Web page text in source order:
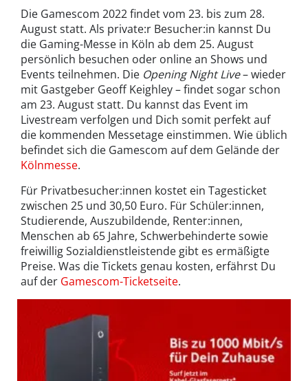
Die Gamescom 2022 findet vom 23. bis zum 28.
August statt. Als private:r Besucher:in kannst Du
die Gaming-Messe in Köln ab dem 25. August
persönlich besuchen oder online an Shows und
Events teilnehmen. Die Opening Night Live– wieder
mit Gastgeber Geoff Keighley – findet sogar schon
am 23. August statt. Du kannst das Event im
Livestream verfolgen und Dich somit perfekt auf
die kommenden Messetage einstimmen. Wie üblich
befindet sich die Gamescom auf dem Gelände der
Kölnmesse.
Für Privatbesucher:innen kostet ein Tagesticket
zwischen 25 und 30,50 Euro. Für Schüler:innen,
Studierende, Auszubildende, Renter:innen,
Menschen ab 65 Jahre, Schwerbehinderte sowie
freiwillig Sozialdienstleistende gibt es ermäßigte
Preise. Was die Tickets genau kosten, erfährst Du
auf der Gamescom-Ticketseite.